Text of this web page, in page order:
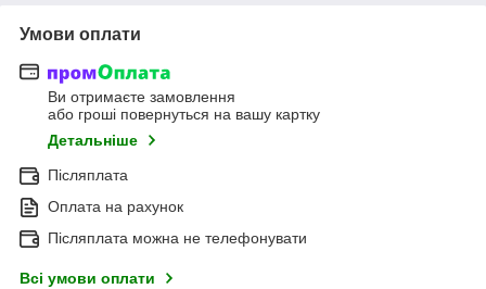
Умови оплати
Ви отримаєте замовлення
або гроші повернуться на вашу картку
Детальніше
Післяплата
Оплата на рахунок
Післяплата можна не телефонувати
Всі умови оплати